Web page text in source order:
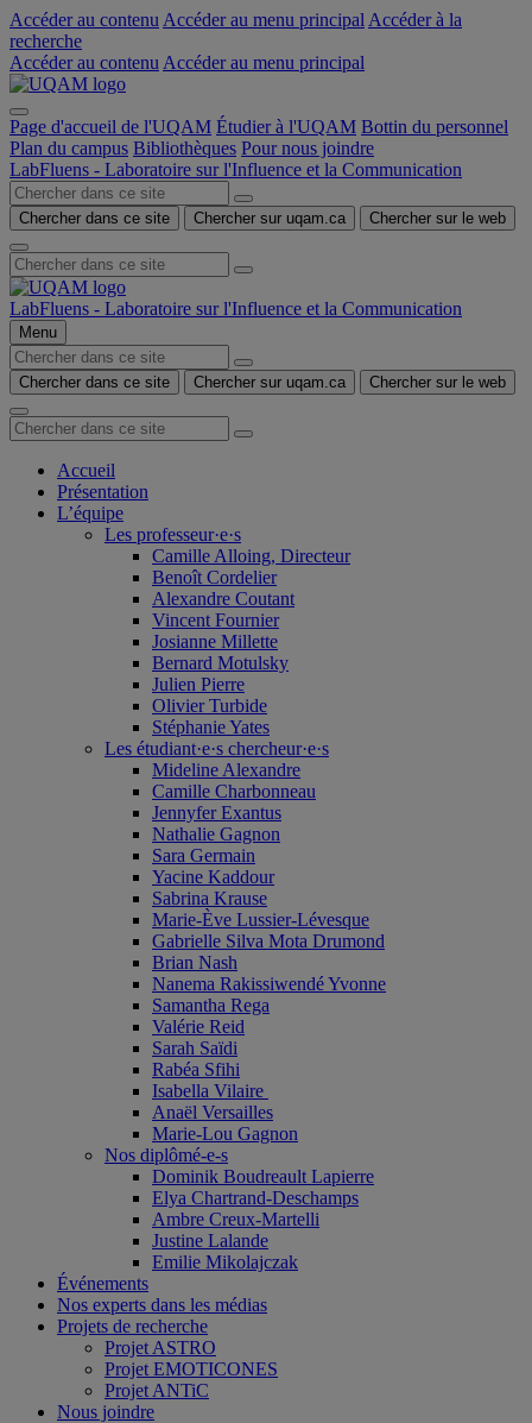
Accéder au contenu Accéder au menu principal Accéder à la
recherche
Accéder au contenu Accéder au menu principal
Page d'accueil de l'UQAM Étudier à l'UQAM Bottin du personnel
Plan du campus Bibliothèques Pour nous joindre
LabFluens - Laboratoire sur l'Influence et la Communication
Chercher dans ce site Chercher sur uqam.ca Chercher sur le web
LabFluens - Laboratoire sur l'Influence et la Communication
Menu
Chercher dans ce site Chercher sur uqam.ca Chercher sur le web
Accueil
Présentation
L’équipe
Les professeur·e·s
Camille Alloing, Directeur
Benoît Cordelier
Alexandre Coutant
Vincent Fournier
Josianne Millette
Bernard Motulsky
Julien Pierre
Olivier Turbide
Stéphanie Yates
Les étudiant·e·s chercheur·e·s
Mideline Alexandre
Camille Charbonneau
Jennyfer Exantus
Nathalie Gagnon
Sara Germain
Yacine Kaddour
Sabrina Krause
Marie-Ève Lussier-Lévesque
Gabrielle Silva Mota Drumond
Brian Nash
Nanema Rakissiwendé Yvonne
Samantha Rega
Valérie Reid
Sarah Saïdi
Rabéa Sfihi
Isabella Vilaire
Anaël Versailles
Marie-Lou Gagnon
Nos diplômé-e-s
Dominik Boudreault Lapierre
Elya Chartrand-Deschamps
Ambre Creux-Martelli
Justine Lalande
Emilie Mikolajczak
Événements
Nos experts dans les médias
Projets de recherche
Projet ASTRO
Projet EMOTICONES
Projet ANTiC
Nous joindre